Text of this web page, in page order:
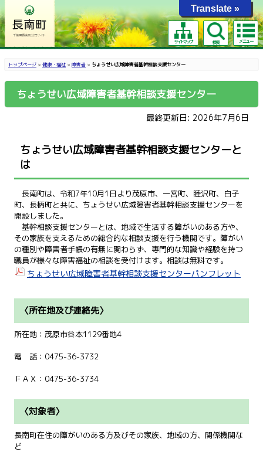
サイトマップ 検索 メニュー
トップページ > 健康・福祉 > 障害者 > ちょうせい広域障害者基幹相談支援センター
ちょうせい広域障害者基幹相談支援センター
最終更新日: 2026年7月6日
ちょうせい広域障害者基幹相談支援センターと
は
長南町は、令和7年10月1日より茂原市、一宮町、睦沢町、白子
町、長柄町と共に、ちょうせい広域障害者基幹相談支援センターを
開設しました。
基幹相談支援センターとは、地域で生活する障がいのある方や、
その家族を支えるための総合的な相談支援を行う機関です。障がい
の種別や障害者手帳の有無に関わらず、専門的な知識や経験を持つ
職員が様々な障害福祉の相談を受付けます。相談は無料です。
ちょうせい広域障害者基幹相談支援センターパンフレット
〈所在地及び連絡先〉
所在地：茂原市谷本1129番地4
電 話：0475-36-3732
ＦＡＸ：0475-36-3734
〈対象者〉
長南町在住の障がいのある方及びその家族、地域の方、関係機関な
ど
Translate »